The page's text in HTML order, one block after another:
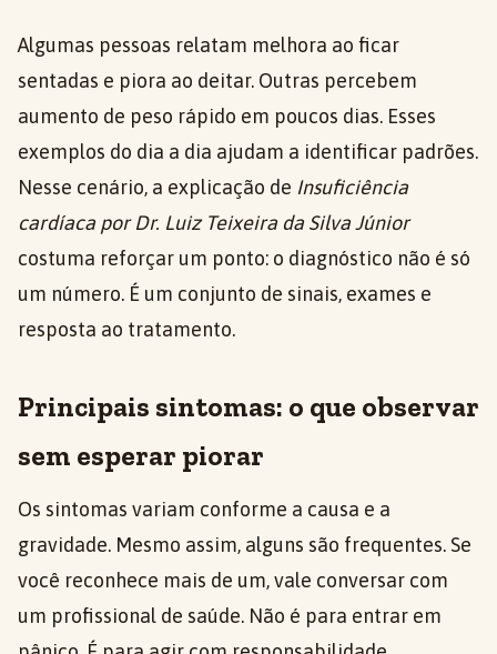
Algumas pessoas relatam melhora ao ficar
sentadas e piora ao deitar. Outras percebem
aumento de peso rápido em poucos dias. Esses
exemplos do dia a dia ajudam a identificar padrões.
Nesse cenário, a explicação de Insuficiência
cardíaca por Dr. Luiz Teixeira da Silva Júnior
costuma reforçar um ponto: o diagnóstico não é só
um número. É um conjunto de sinais, exames e
resposta ao tratamento.
Principais sintomas: o que observar
sem esperar piorar
Os sintomas variam conforme a causa e a
gravidade. Mesmo assim, alguns são frequentes. Se
você reconhece mais de um, vale conversar com
um profissional de saúde. Não é para entrar em